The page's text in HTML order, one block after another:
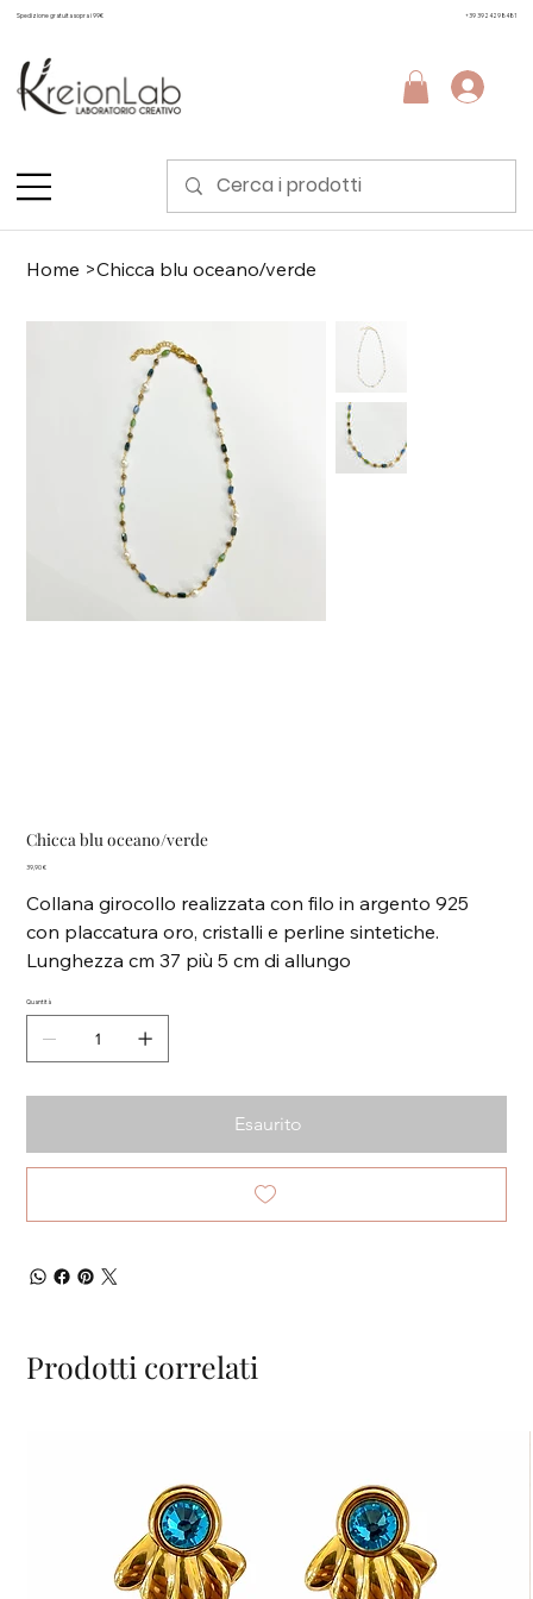
Spedizione gratuita sopra i 99€ +39 3924298481
Home >Chicca blu oceano/verde
Chicca blu oceano/verde
Prezzo
39,90 €
Collana girocollo realizzata con filo in argento 925
con placcatura oro, cristalli e perline sintetiche.
Lunghezza cm 37 più 5 cm di allungo
Quantità
Esaurito
Prodotti correlati